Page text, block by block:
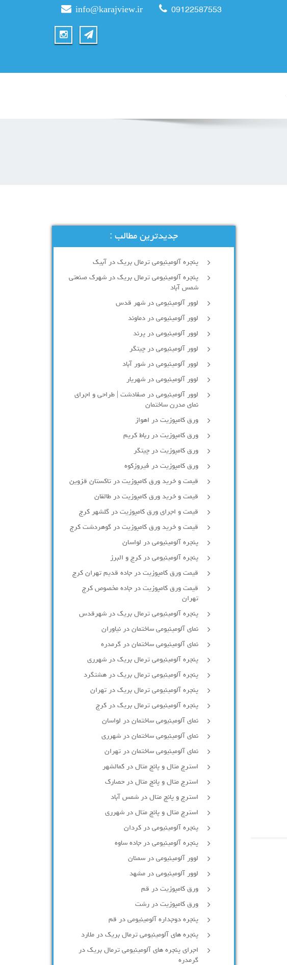
info@karajview.ir 09122587553
جدیدترین مطالب :
پنجره آلومینیومی ترمال بریک در آبیک
پنجره آلومینیومی ترمال بریک در شهرک صنعتی
شمس آباد
لوور آلومینیومی در شهر قدس
لوور آلومینیومی در دماوند
لوور آلومینیومی در پرند
لوور آلومینیومی در چیتگر
لوور آلومینیومی در شور آباد
لوور آلومينيومي در شهريار
لوور آلومینیومی در صفادشت | طراحی و اجرای
نمای مدرن ساختمان
ورق کامپوزیت در اهواز
ورق کامپوزیت در رباط کریم
ورق کامپوزیت در چیتگر
ورق کامپوزیت در فیروزکوه
قیمت و خرید ورق کامپوزیت در تاکستان قزوین
قیمت و خرید ورق کامپوزیت در طالقان
قیمت و اجرای ورق کامپوزیت در گلشهر کرج
قیمت و خرید ورق کامپوزیت در گوهردشت کرج
پنجره آلومینیومی در لواسان
پنجره آلومینیومی در کرج و البرز
قیمت ورق کامپوزیت در جاده قدیم تهران کرج
قیمت ورق کامپوزیت در جاده مخصوص کرج
تهران
پنجره آلومینیومی ترمال بریک در شهرقدس
نمای آلومینیومی ساختمان در نیاوران
نمای آلومینیومی ساختمان در گرمدره
پنجره آلومینیومی ترمال بریک در شهرری
پنجره آلومینیومی ترمال بریک در هشتگرد
پنجره آلومینیومی ترمال بریک در تهران
پنجره آلومینیومی ترمال بریک در کرج
نمای آلومینیومی ساختمان در لواسان
نمای آلومینیومی ساختمان در شهرری
نمای آلومینیومی ساختمان در تهران
استرچ متال و پانچ متال در کمالشهر
استرچ متال و پانچ متال در حصارك
استرچ و پانچ متال در شمس آباد
استرچ متال و پانچ متال در شهرری
پنجره آلومینیومی در کردان
پنجره آلومینیومی در جاده ساوه
لوور آلومینیومی در سمنان
لوور آلومینیومی در مشهد
ورق کامپوزیت در قم
ورق کامپوزیت در رشت
پنجره دوجداره آلومينيومی در قم
پنجره های آلومینیومی ترمال بریک در ملارد
اجرای پنجره های آلومینیومی ترمال بریک در
گرمدره